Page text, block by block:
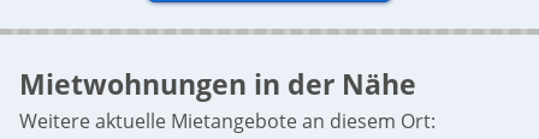
Mietwohnungen in der Nähe
Weitere aktuelle Mietangebote an diesem Ort: